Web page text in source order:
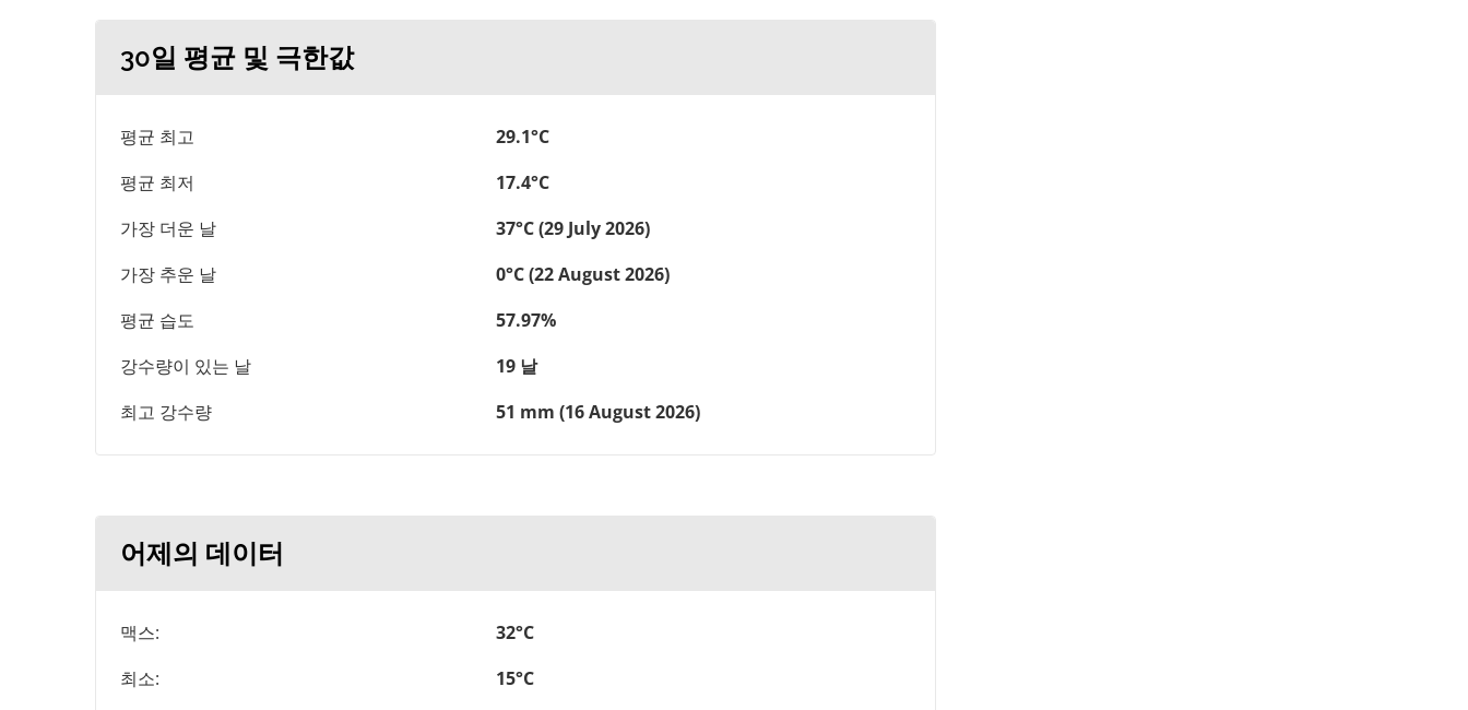
30일 평균 및 극한값
평균 최고
29.1°C
평균 최저
17.4°C
가장 더운 날
37°C (29 July 2026)
가장 추운 날
0°C (22 August 2026)
평균 습도
57.97%
강수량이 있는 날
19 날
최고 강수량
51 mm (16 August 2026)
어제의 데이터
맥스:
32°C
최소:
15°C